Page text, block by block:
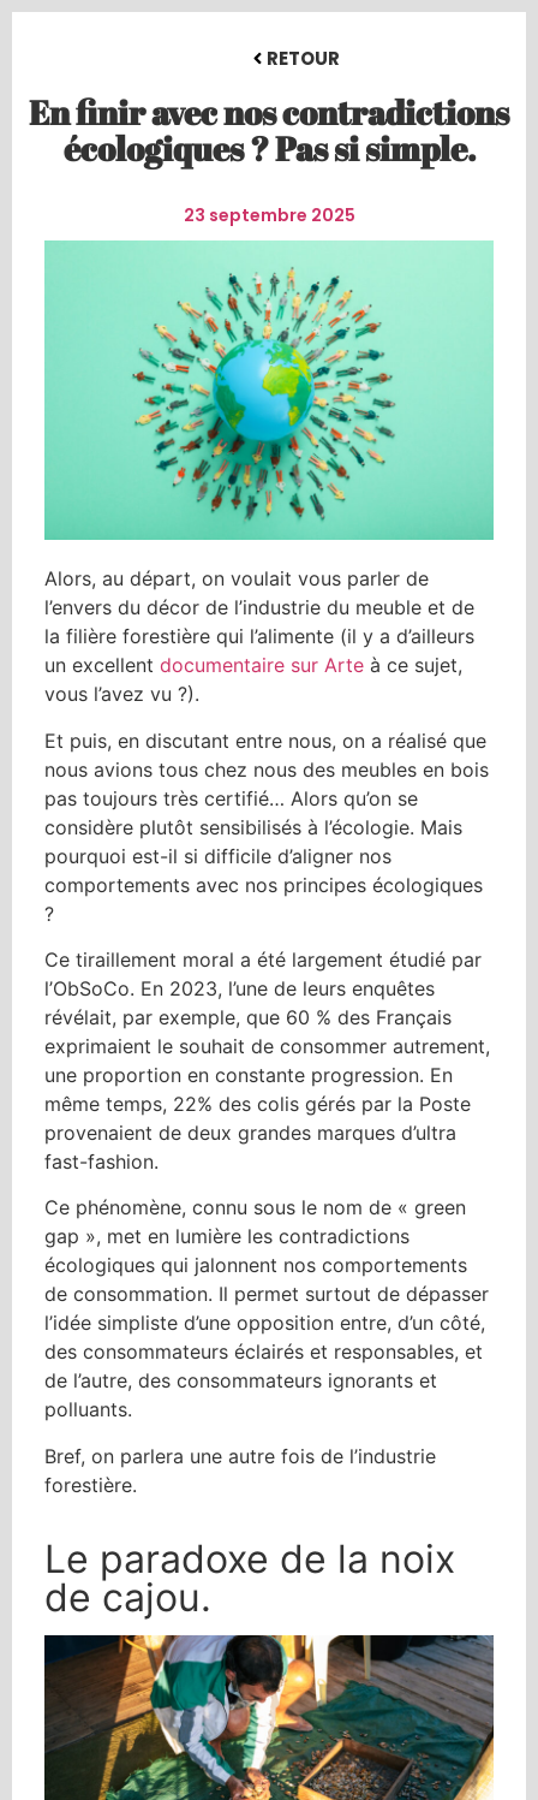
RETOUR
En finir avec nos contradictions
écologiques ? Pas si simple.
23 septembre 2025
Alors, au départ, on voulait vous parler de
l’envers du décor de l’industrie du meuble et de
la filière forestière qui l’alimente (il y a d’ailleurs
un excellent documentaire sur Arte à ce sujet,
vous l’avez vu ?).
Et puis, en discutant entre nous, on a réalisé que
nous avions tous chez nous des meubles en bois
pas toujours très certifié… Alors qu’on se
considère plutôt sensibilisés à l’écologie. Mais
pourquoi est-il si difficile d’aligner nos
comportements avec nos principes écologiques
?
Ce tiraillement moral a été largement étudié par
l’ObSoCo. En 2023, l’une de leurs enquêtes
révélait, par exemple, que 60 % des Français
exprimaient le souhait de consommer autrement,
une proportion en constante progression. En
même temps, 22% des colis gérés par la Poste
provenaient de deux grandes marques d’ultra
fast-fashion.
Ce phénomène, connu sous le nom de « green
gap », met en lumière les contradictions
écologiques qui jalonnent nos comportements
de consommation. Il permet surtout de dépasser
l’idée simpliste d’une opposition entre, d’un côté,
des consommateurs éclairés et responsables, et
de l’autre, des consommateurs ignorants et
polluants.
Bref, on parlera une autre fois de l’industrie
forestière.
Le paradoxe de la noix
de cajou.